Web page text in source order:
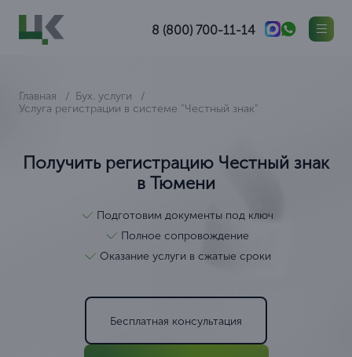
8 (800) 700-11-14
Главная
Бух. услуги
Услуга регистрации в системе "Честный знак"
Получить регистрацию Честный знак
в Тюмени
Подготовим документы под ключ
Полное сопровождение
Оказание услуги в сжатые сроки
Бесплатная консультация